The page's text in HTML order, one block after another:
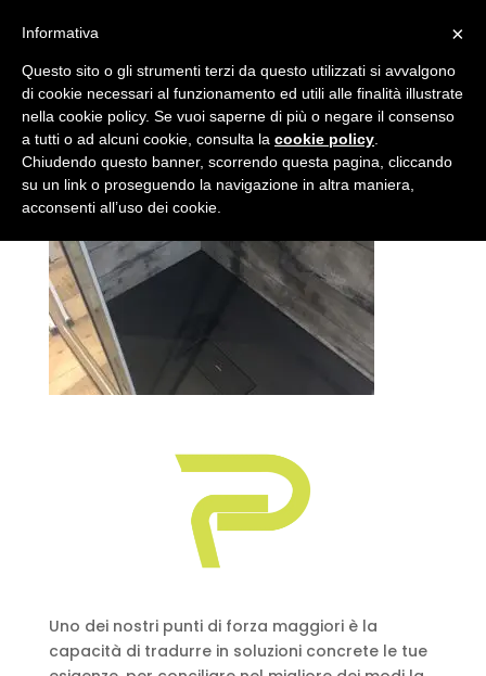
Abitazione-privata-3
daadmin|Apr 11, 2017
Uno dei nostri punti di forza maggiori è la
capacità di tradurre in soluzioni concrete le tue
×
Informativa
Questo sito o gli strumenti terzi da questo utilizzati si avvalgono
di cookie necessari al funzionamento ed utili alle finalità illustrate
nella cookie policy. Se vuoi saperne di più o negare il consenso
a tutti o ad alcuni cookie, consulta la cookie policy
Chiudendo questo banner, scorrendo questa pagina, cliccando
su un link o proseguendo la navigazione in altra maniera,
acconsenti all’uso dei cookie.